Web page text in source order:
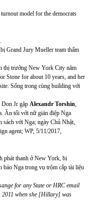
model for the democrats
bị Grand Jury Mueller team thẩm
thị trưởng New York City năm
Stone for about 10 years, and her
Sống trong cùng building với
Jr gặp Alexandr Torshin
Ăn tối với nữ gián điệp Nga
với Nga; ngày Chủ Nhật,
agent; WP, 5/11/2017,
phát thanh ở New York, bị
Nga trong vụ trộm cắp tài liệu
for any State or HRC email
when she [Hillary] was